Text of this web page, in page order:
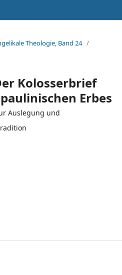
Theologie, Band 24 /
Kolosserbrief
Erbes
Auslegung und